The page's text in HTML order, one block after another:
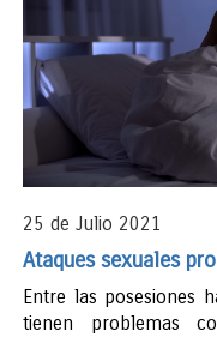
25 de Julio 2021
Ataques sexuales
Entre las posesiones
tienen problemas